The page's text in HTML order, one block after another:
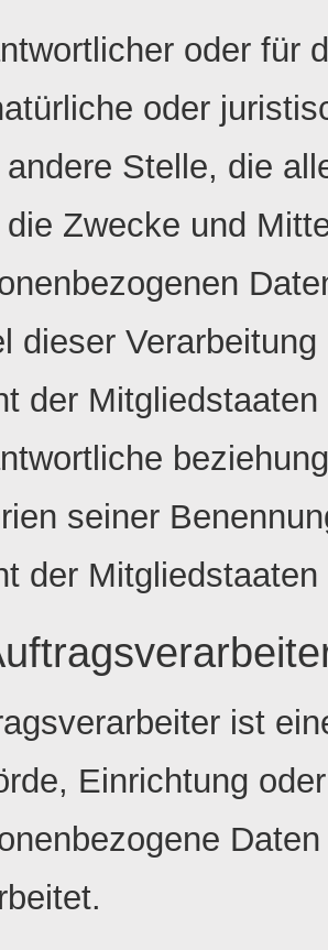
oder für
oder
andere Stelle, die
die Zwecke und
dieser
der
seiner
der
ist
Einrichtung